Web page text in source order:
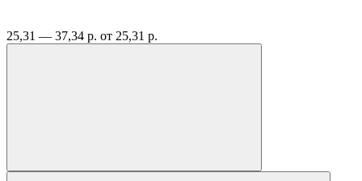
25,31 — 37,34 р. от 25,31 р.